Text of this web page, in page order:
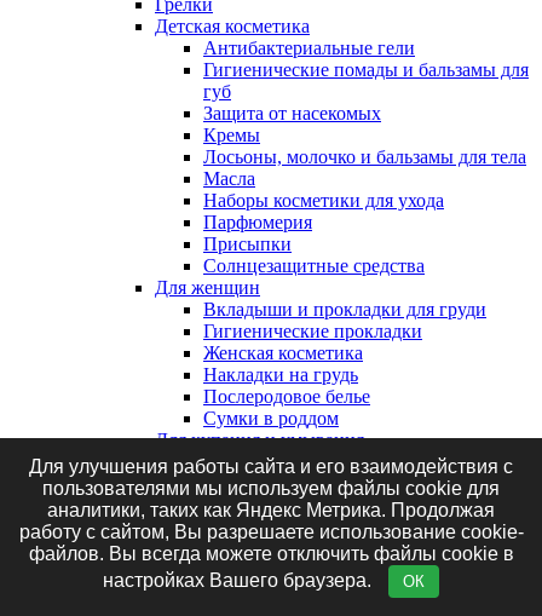
Грелки
Детская косметика
Антибактериальные гели
Гигиенические помады и бальзамы для
губ
Защита от насекомых
Кремы
Лосьоны, молочко и бальзамы для тела
Масла
Наборы косметики для ухода
Парфюмерия
Присыпки
Солнцезащитные средства
Для женщин
Вкладыши и прокладки для груди
Гигиенические прокладки
Женская косметика
Накладки на грудь
Послеродовое белье
Сумки в роддом
Для купания и умывания
Аксессуары для купания
Гели для купания
Для подмывания
Для умывания
Зубная паста
Зубные щетки
Ирригаторы
Для улучшения работы сайта и его взаимодействия с
пользователями мы используем файлы cookie для
аналитики, таких как Яндекс Метрика. Продолжая
работу с сайтом, Вы разрешаете использование cookie-
файлов. Вы всегда можете отключить файлы cookie в
настройках Вашего браузера.
ОК